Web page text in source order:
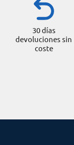
30 días
devoluciones sin
coste